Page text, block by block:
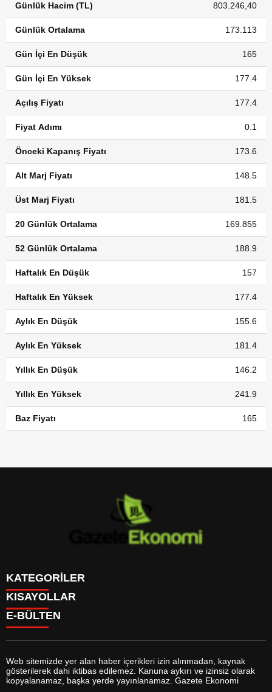
Günlük Hacim (TL) 803.246,40
Günlük Ortalama 173.113
Gün İçi En Düşük 165
Gün İçi En Yüksek 177.4
Açılış Fiyatı 177.4
Fiyat Adımı 0.1
Önceki Kapanış Fiyatı 173.6
Alt Marj Fiyatı 148.5
Üst Marj Fiyatı 181.5
20 Günlük Ortalama 169.855
52 Günlük Ortalama 188.9
Haftalık En Düşük 157
Haftalık En Yüksek 177.4
Aylık En Düşük 155.6
Aylık En Yüksek 181.4
Yıllık En Düşük 146.2
Yıllık En Yüksek 241.9
Baz Fiyatı 165
KATEGORİLER
GÜNDEM
DÜNYA
SİYASET
MAGAZİN
SAĞLIK
EĞİTİM
YAŞAM
KISAYOLLAR
BURÇLAR
FİKSTÜR
FİRMA EKLE
FİRMA REHBERİ
E-BÜLTEN
gazeteekonomi.com e-bültenine abone olarak, tarafınıza haber,
Web sitemizde yer alan haber içerikleri izin alınmadan, kaynak
gösterilerek dahi iktibas edilemez. Kanuna aykırı ve izinsiz olarak
kopyalanamaz, başka yerde yayınlanamaz. Gazete Ekonomi